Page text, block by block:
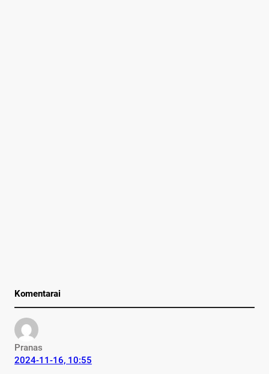
Komentarai
Pranas
2024-11-16, 10:55